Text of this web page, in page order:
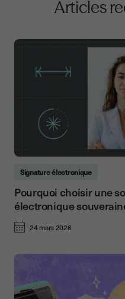
Articles
Signature électronique
Pourquoi choisir une
électronique
24 mars 2026